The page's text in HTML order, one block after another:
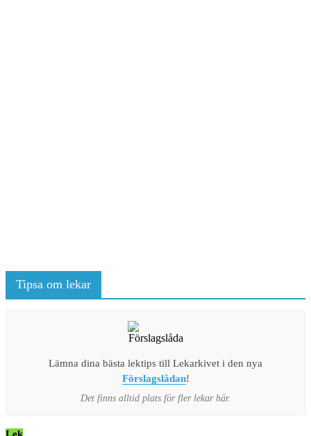
Tipsa om lekar
Lämna dina bästa lektips till Lekarkivet i den nya
Förslagslådan!
Det finns alltid plats för fler lekar här.
Lek